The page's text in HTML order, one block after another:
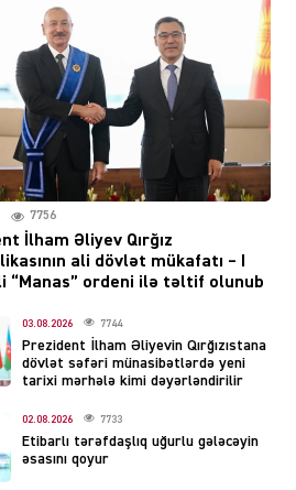
Moskvada güclü partlayış
səsləri eşidildi
07.08.2026 5488
Rusiya-Ukrayna
münaqişəsinin həllində
irəliləyiş var – Tramp
07.08.2026
imzaladı
07.08.2026 5488
Tehran və İrəvandan
“Tramp yolu”na HƏMLƏ –
REAKSİYA
7756
İlham Əliyev Qırğız
ali dövlət mükafatı – I
“Manas” ordeni ilə təltif olunub
03.08.2026 7744
Prezident İlham Əliyevin Qırğızıstana
dövlət səfəri münasibətlərdə yeni
tarixi mərhələ kimi dəyərləndirilir
02.08.2026 7733
Etibarlı tərəfdaşlıq uğurlu gələcəyin
əsasını qoyur